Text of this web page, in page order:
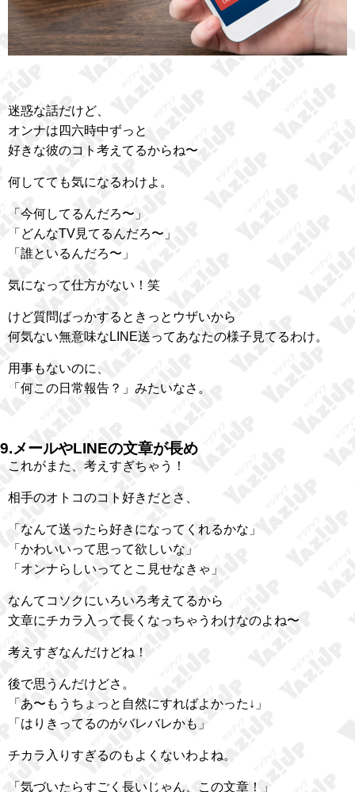
迷惑な話だけど、
オンナは四六時中ずっと
好きな彼のコト考えてるからね〜
何してても気になるわけよ。
「今何してるんだろ〜」
「どんなTV見てるんだろ〜」
「誰といるんだろ〜」
気になって仕方がない！笑
けど質問ばっかするときっとウザいから
何気ない無意味なLINE送ってあなたの様子見てるわけ。
用事もないのに、
「何この日常報告？」みたいなさ。
9.メールやLINEの文章が長め
これがまた、考えすぎちゃう！
相手のオトコのコト好きだとさ、
「なんて送ったら好きになってくれるかな」
「かわいいって思って欲しいな」
「オンナらしいってとこ見せなきゃ」
なんてコソクにいろいろ考えてるから
文章にチカラ入って長くなっちゃうわけなのよね〜
考えすぎなんだけどね！
後で思うんだけどさ。
「あ〜もうちょっと自然にすればよかった↓」
「はりきってるのがバレバレかも」
チカラ入りすぎるのもよくないわよね。
「気づいたらすごく長いじゃん、この文章！」